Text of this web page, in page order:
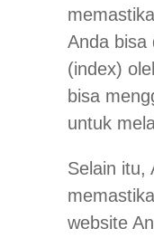
Anda bisa
(index)
bisa
untuk
Selain itu,
website